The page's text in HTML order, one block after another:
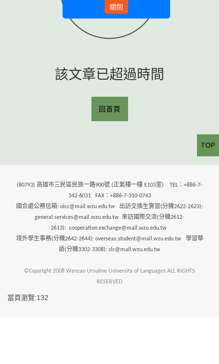
該文章已超過時間
回首頁
(80793) 高雄市三民區民族一路900號 (正氣樓一樓 E103室) TEL：+886-7-
342-6031 FAX：+886-7-310-0743
國合處公務信箱: oicc@mail.wzu.edu.tw 出訪交換生實習(分機2622-2623):
general.services@mail.wzu.edu.tw 來訪國際交流(分機2612-
2613): cooperation.exchange@mail.wzu.edu.tw
境外學生事務(分機2642-2644): overseas.student@mail.wzu.edu.tw 學習華
語(分機3302-3308): clc@mail.wzu.edu.tw
©Copyright 2008 Wenzao Ursuline University of Languages ALL RIGHTS
RESERVED
當頁瀏覽:132
TOP
關閉